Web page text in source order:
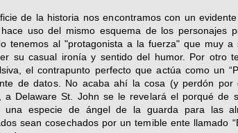
de la historia nos encontramos con un
uso del mismo esquema de los personajes
tenemos al "protagonista a la fuerza" que muy a
su casual ironía y sentido del humor. Por otro
el contrapunto perfecto que actúa como un
de datos. No acaba ahí la cosa (y perdón por
a Delaware St. John se le revelará el porqué de
una especie de ángel de la guarda para las
sean cosechados por un temible ente llamado